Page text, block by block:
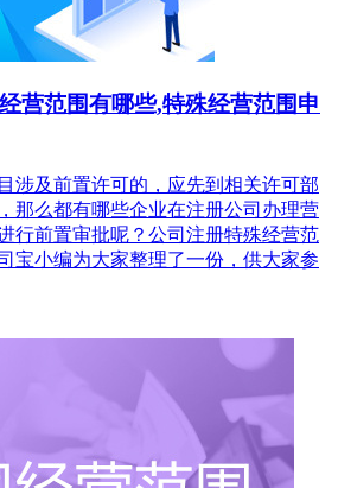
营范围有哪些,特殊经营范围申
涉及前置许可的，应先到相关许可部
那么都有哪些企业在注册公司办理营
行前置审批呢？公司注册特殊经营范
宝小编为大家整理了一份，供大家参